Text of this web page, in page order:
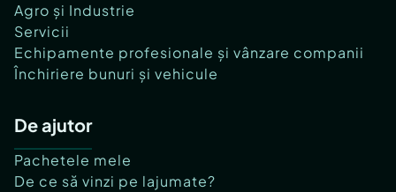
Agro și Industrie
Servicii
Echipamente profesionale și vânzare companii
Închiriere bunuri și vehicule
De ajutor
Pachetele mele
De ce să vinzi pe lajumate?